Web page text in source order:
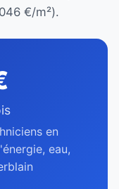
€/m²).
en
eau,